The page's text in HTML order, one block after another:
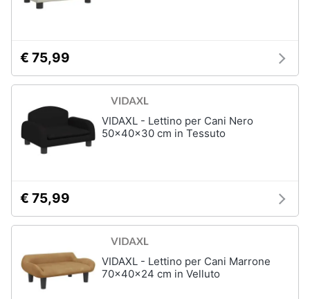
€ 75,99
VIDAXL - Lettino per Cani Nero
50x40x30 cm in Tessuto
€ 75,99
VIDAXL - Lettino per Cani Marrone
70x40x24 cm in Velluto